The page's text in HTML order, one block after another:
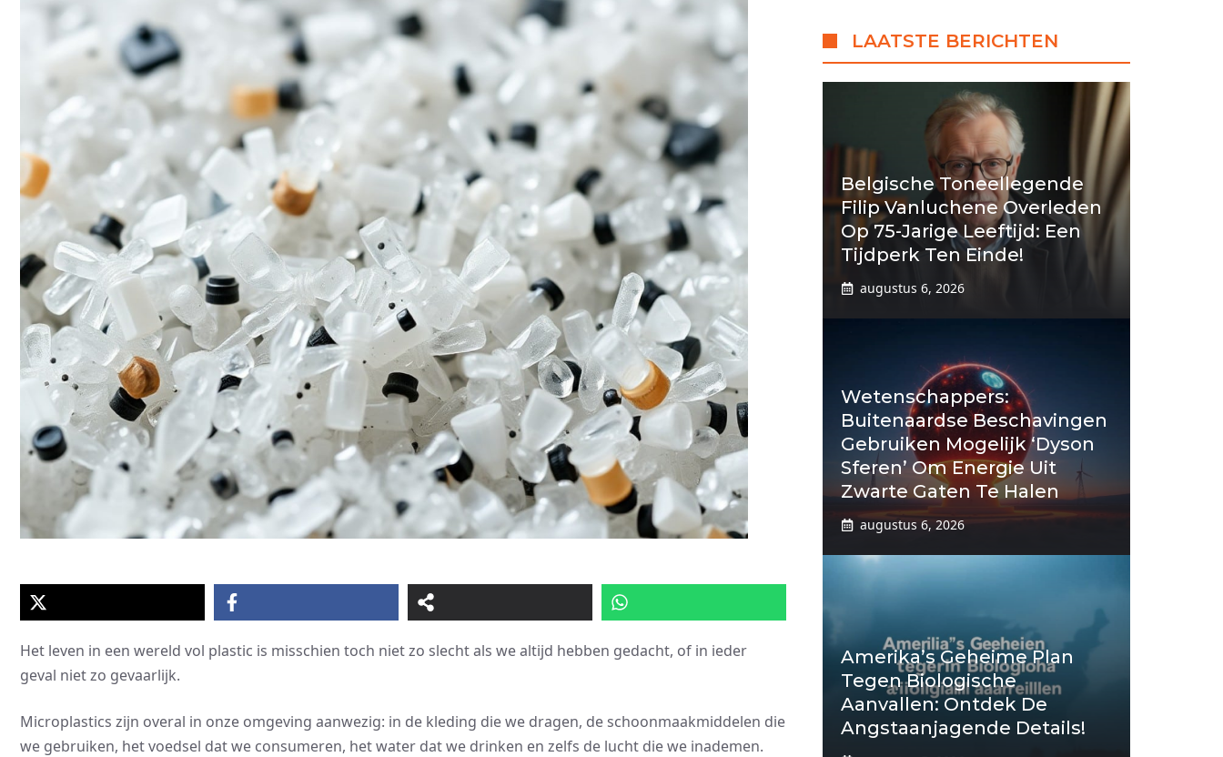
Het leven in een wereld vol plastic is misschien toch niet zo slecht als we altijd hebben gedacht, of in ieder
geval niet zo gevaarlijk.
Microplastics zijn overal in onze omgeving aanwezig: in de kleding die we dragen, de schoonmaakmiddelen die
we gebruiken, het voedsel dat we consumeren, het water dat we drinken en zelfs de lucht die we inademen.
LAATSTE BERICHTEN
Belgische Toneellegende
Filip Vanluchene Overleden
Op 75-Jarige Leeftijd: Een
Tijdperk Ten Einde!
augustus 6, 2026
Wetenschappers:
Buitenaardse Beschavingen
Gebruiken Mogelijk ‘Dyson
Sferen’ Om Energie Uit
Zwarte Gaten Te Halen
augustus 6, 2026
Amerika’s Geheime Plan
Tegen Biologische
Aanvallen: Ontdek De
Angstaanjagende Details!